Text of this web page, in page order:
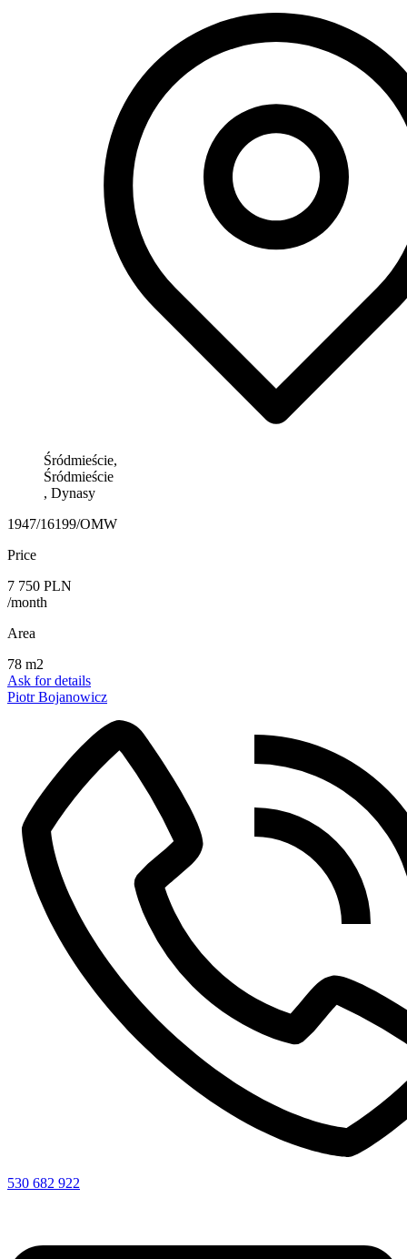
Śródmieście,
Śródmieście
, Dynasy
1947/16199/OMW
Price
7 750 PLN
/month
Area
78 m2
Ask for details
Piotr Bojanowicz
530 682 922